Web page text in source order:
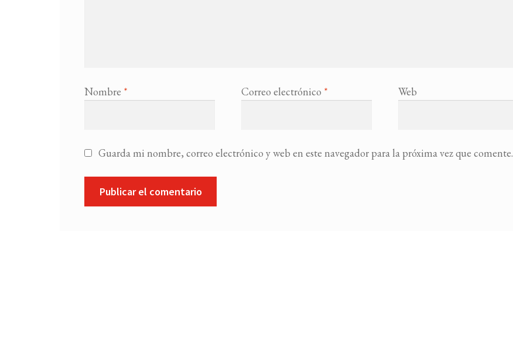
Nombre * Correo electrónico * Web
Guarda mi nombre, correo electrónico y web en este navegador para la próxima vez que comente.